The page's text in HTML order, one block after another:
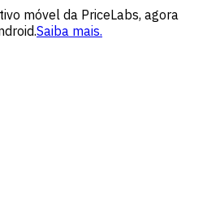
móvel da PriceLabs, agora
Saiba mais.